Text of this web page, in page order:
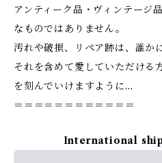
アンティーク品・ヴィンテージ
なものではありません。
汚れや破損、リペア跡は、誰か
それを含めて愛していただける
を刻んでいけますように…
＝＝＝＝＝＝＝＝＝＝＝＝
International